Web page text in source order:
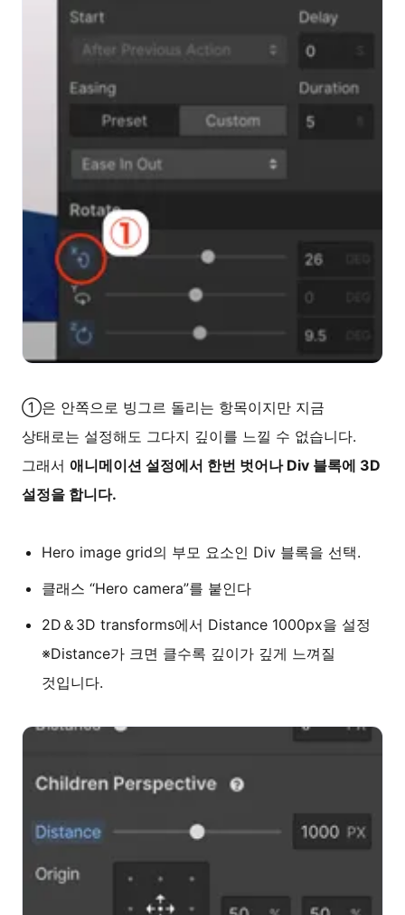
①은 안쪽으로 빙그르 돌리는 항목이지만 지금
상태로는 설정해도 그다지 깊이를 느낄 수 없습니다.
그래서 애니메이션 설정에서 한번 벗어나 Div 블록에 3D
설정을 합니다.
Hero image grid의 부모 요소인 Div 블록을 선택.
클래스 “Hero camera”를 붙인다
2D＆3D transforms에서 Distance 1000px을 설정
※Distance가 크면 클수록 깊이가 깊게 느껴질
것입니다.